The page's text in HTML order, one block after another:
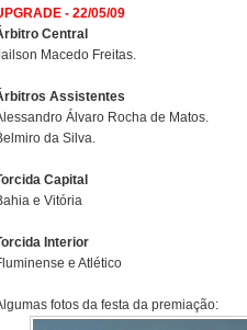
- 22/05/09
Central
Macedo Freitas.
Assistentes
Álvaro Rocha de Matos.
da Silva.
Capital
e Vitória
Interior
e Atlético
fotos da festa da premiação: